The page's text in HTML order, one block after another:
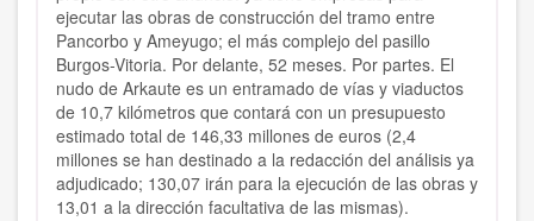
ejecutar las obras de construcción del tramo entre
Pancorbo y Ameyugo; el más complejo del pasillo
Burgos-Vitoria. Por delante, 52 meses. Por partes. El
nudo de Arkaute es un entramado de vías y viaductos
de 10,7 kilómetros que contará con un presupuesto
estimado total de 146,33 millones de euros (2,4
millones se han destinado a la redacción del análisis ya
adjudicado; 130,07 irán para la ejecución de las obras y
13,01 a la dirección facultativa de las mismas).